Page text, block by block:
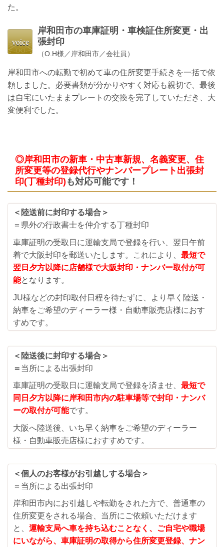
た。
岸和田市の車庫証明・車検証住所変更・出
張封印
（O.H様／岸和田市／会社員）
岸和田市への転勤で初めて車の住所変更手続きを一括で依
頼しました。必要書類が分かりやすく対応も親切で、最後
は自宅にいたままプレートの交換を完了していただき、大
変便利でした。
◎岸和田市の新車・中古車新規、名義変更、住
所変更等の登録代行やナンバープレート出張封
印(丁種封印) も対応可能です！
＜陸送前に封印する場合＞
＝県外の行政書士を仲介する丁種封印
車庫証明の受取日に運輸支局で登録を行い、翌日午前
着で大阪封印を郵送いたします。これにより、 最短で
翌日夕方以降に店舗様で大阪封印・ナンバー取付が可
能となります。
JU様などの封印取付日程を待たずに、より早く陸送・
納車をご希望のディーラー様・自動車販売店様におす
すめです。
＜陸送後に封印する場合＞
＝ 当所による出張封印
車庫証明の受取日に運輸支局で登録を済ませ、 最短で
同日夕方以降に岸和田市内の駐車場等で封印・ナンバ
ーの取付が可能です。
大阪へ陸送後、いち早く納車をご希望のディーラー
様・自動車販売店様におすすめです。
＜個人のお客様がお引越しする場合＞
＝当所による出張封印
岸和田市内にお引越しや転勤をされた方で、普通車の
住所変更をされる場合、当所にご依頼いただけます
と、 運輸支局へ車を持ち込むことなく、ご自宅や職場
にいながら、 車庫証明の取得から住所変更登録、ナン